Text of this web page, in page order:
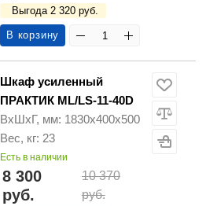
Выгода 2 320 руб.
В корзину
Шкаф усиленный
ПРАКТИК ML/LS-11-40D
ВхШхГ, мм: 1830х400х500
Вес, кг: 23
Есть в наличии
8 300
руб.
10 370
руб.